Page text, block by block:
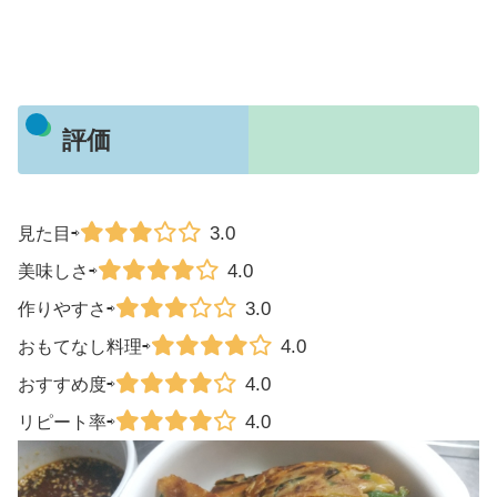
評価
見た目⇨ 3.0
美味しさ⇨ 4.0
作りやすさ⇨ 3.0
おもてなし料理⇨ 4.0
おすすめ度⇨ 4.0
リピート率⇨ 4.0